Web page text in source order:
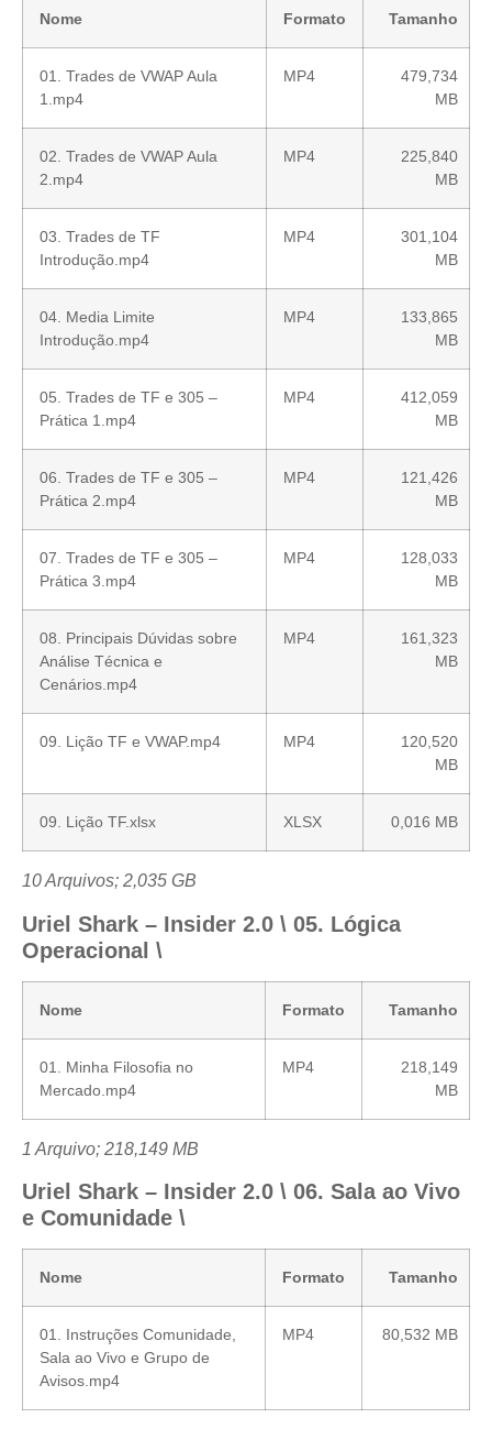
Nome Formato Tamanho
01. Trades de VWAP Aula
1.mp4
MP4
479,734
MB
02. Trades de VWAP Aula
2.mp4
MP4
225,840
MB
03. Trades de TF
Introdução.mp4
MP4
301,104
MB
04. Media Limite
Introdução.mp4
MP4
133,865
MB
05. Trades de TF e 305 –
Prática 1.mp4
MP4
412,059
MB
06. Trades de TF e 305 –
Prática 2.mp4
MP4
121,426
MB
07. Trades de TF e 305 –
Prática 3.mp4
MP4
128,033
MB
08. Principais Dúvidas sobre
Análise Técnica e
Cenários.mp4
MP4
161,323
MB
09. Lição TF e VWAP.mp4 MP4
120,520
MB
09. Lição TF.xlsx XLSX 0,016 MB
10 Arquivos; 2,035 GB
Uriel Shark – Insider 2.0 \ 05. Lógica
Operacional \
Nome Formato Tamanho
01. Minha Filosofia no
Mercado.mp4
MP4
218,149
MB
1 Arquivo; 218,149 MB
Uriel Shark – Insider 2.0 \ 06. Sala ao Vivo
e Comunidade \
Nome Formato Tamanho
01. Instruções Comunidade,
Sala ao Vivo e Grupo de
Avisos.mp4
MP4 80,532 MB